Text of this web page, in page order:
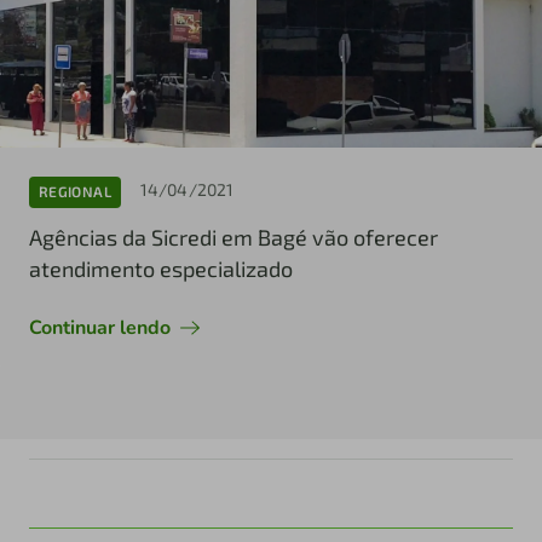
REGIONAL 14/04/2021
Agências da Sicredi em Bagé vão oferecer
atendimento especializado
Continuar lendo